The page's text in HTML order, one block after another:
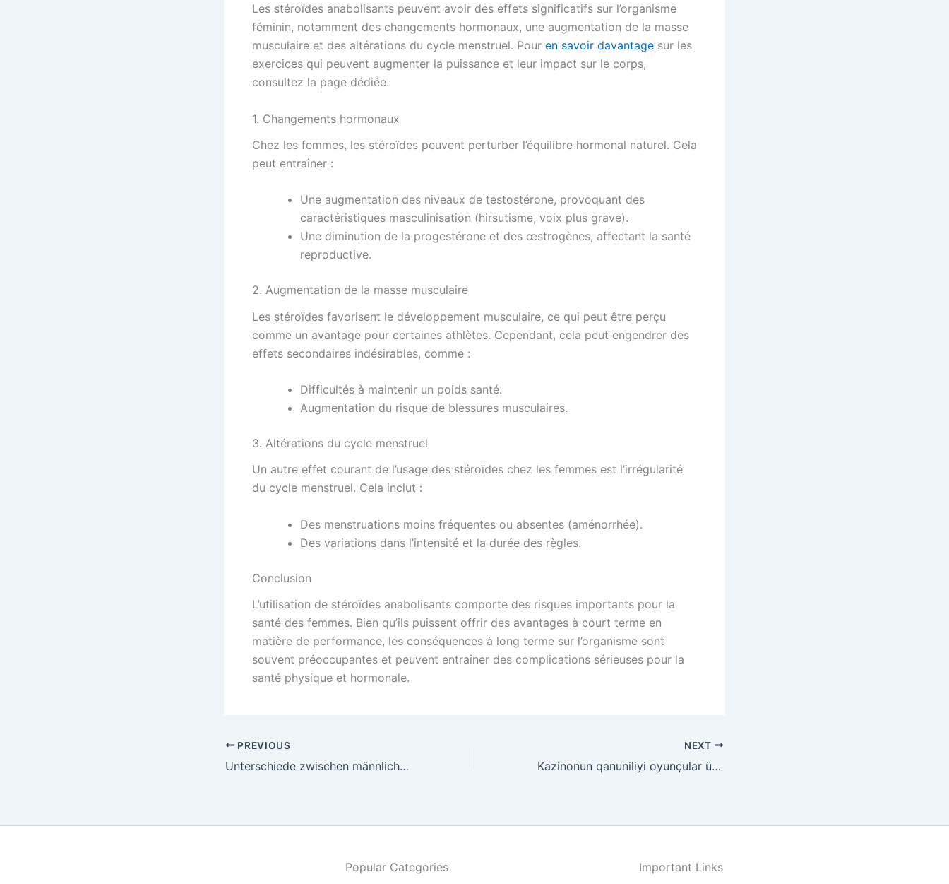
Les stéroïdes anabolisants peuvent avoir des effets significatifs sur l’organisme
féminin, notamment des changements hormonaux, une augmentation de la masse
musculaire et des altérations du cycle menstruel. Pour en savoir davantage sur les
exercices qui peuvent augmenter la puissance et leur impact sur le corps,
consultez la page dédiée.
1. Changements hormonaux
Chez les femmes, les stéroïdes peuvent perturber l’équilibre hormonal naturel. Cela
peut entraîner :
Une augmentation des niveaux de testostérone, provoquant des
caractéristiques masculinisation (hirsutisme, voix plus grave).
Une diminution de la progestérone et des œstrogènes, affectant la santé
reproductive.
2. Augmentation de la masse musculaire
Les stéroïdes favorisent le développement musculaire, ce qui peut être perçu
comme un avantage pour certaines athlètes. Cependant, cela peut engendrer des
effets secondaires indésirables, comme :
Difficultés à maintenir un poids santé.
Augmentation du risque de blessures musculaires.
3. Altérations du cycle menstruel
Un autre effet courant de l’usage des stéroïdes chez les femmes est l’irrégularité
du cycle menstruel. Cela inclut :
Des menstruations moins fréquentes ou absentes (aménorrhée).
Des variations dans l’intensité et la durée des règles.
Conclusion
L’utilisation de stéroïdes anabolisants comporte des risques importants pour la
santé des femmes. Bien qu’ils puissent offrir des avantages à court terme en
matière de performance, les conséquences à long terme sur l’organisme sont
souvent préoccupantes et peuvent entraîner des complications sérieuses pour la
santé physique et hormonale.
PREVIOUS
Unterschiede zwischen männlichen und weiblichen Cutting-Zyklen
NEXT
Kazinonun qanuniliyi oyunçular üçün bilməli olduğunuz əsaslar
Popular Categories Important Links